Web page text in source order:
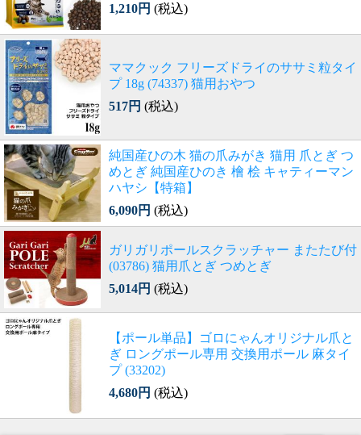
1,210円 (税込)
ママクック フリーズドライのササミ粒タイ
プ 18g (74337) 猫用おやつ
517円 (税込)
純国産ひの木 猫の爪みがき 猫用 爪とぎ つ
めとぎ 純国産ひのき 檜 桧 キャティーマン
ハヤシ【特箱】
6,090円 (税込)
ガリガリポールスクラッチャー またたび付
(03786) 猫用爪とぎ つめとぎ
5,014円 (税込)
【ポール単品】ゴロにゃんオリジナル爪と
ぎ ロングポール専用 交換用ポール 麻タイ
プ (33202)
4,680円 (税込)